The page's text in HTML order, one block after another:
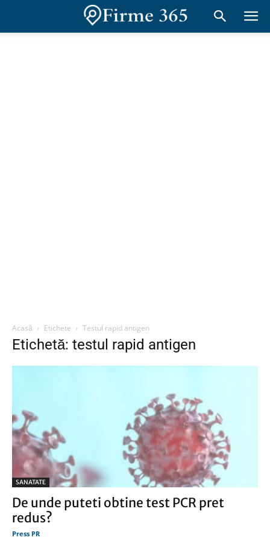
Acasă Etichete Testul rapid antigen
Etichetă: testul rapid antigen
SANATATE
De unde puteti obtine test PCR pret
redus?
Press PR